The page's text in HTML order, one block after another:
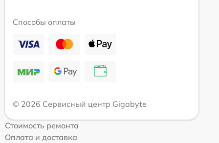
Способы оплаты
© 2026 Сервисный центр Gigabyte
Стоимость ремонта
Оплата и доставка